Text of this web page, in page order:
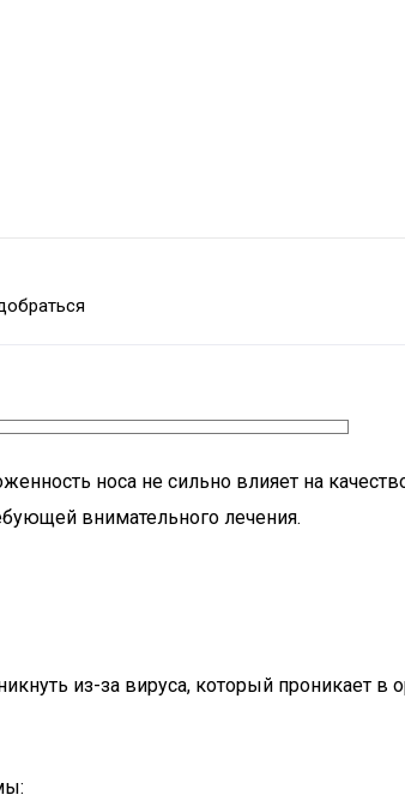
носа не сильно влияет на
внимательного лечения.
из-за вируса, который проникает в